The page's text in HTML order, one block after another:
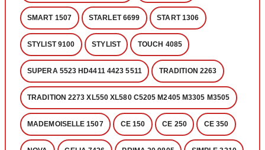
SMART 1507 STARLET 6699 START 1306
STYLIST 9100 STYLIST TOUCH 4085
SUPERA 5523 HD4411 4423 5511 TRADITION 2263
TRADITION 2273 XL550 XL580 C5205 M2405 M3305 M3505
MADEMOISELLE 1507 CE 150 CE 250 CE 350